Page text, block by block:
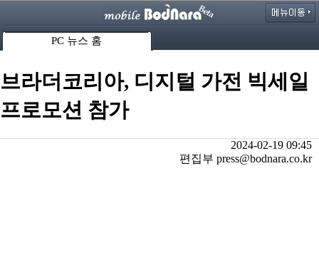
PC 뉴스 홈
브라더코리아, 디지털 가전 빅세일
프로모션 참가
2024-02-19 09:45
편집부 press@bodnara.co.kr